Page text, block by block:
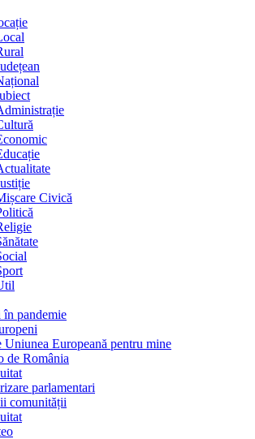
Civică
în pandemie
Uniunea Europeană pentru mine
de România
parlamentari
comunității